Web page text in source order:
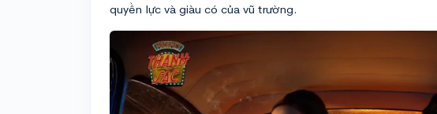
quyền lực và giàu có của vũ trường.